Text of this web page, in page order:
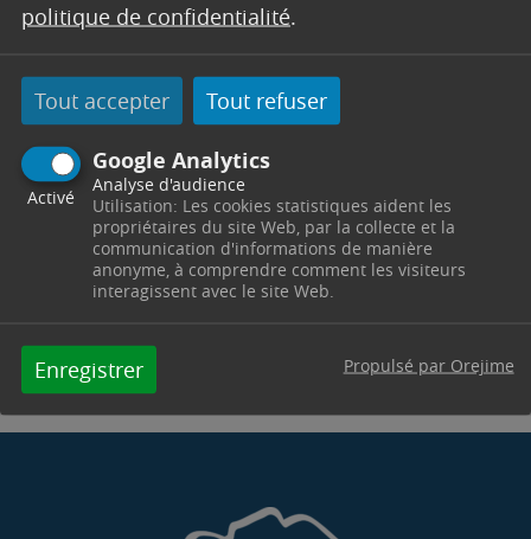
politique de confidentialité.
Tout accepter Tout refuser
Google Analytics
Activé
Analyse d'audience
Utilisation: Les cookies statistiques aident les
propriétaires du site Web, par la collecte et la
communication d'informations de manière
anonyme, à comprendre comment les visiteurs
interagissent avec le site Web.
Enregistrer Propulsé par Orejime
CONTACT
ECONOMIE / COMMERCES
Hôtel de VillePlace du 14 Juillet
Télephone : eco-commerces@trets.fr
Contacter par mail
Contacter